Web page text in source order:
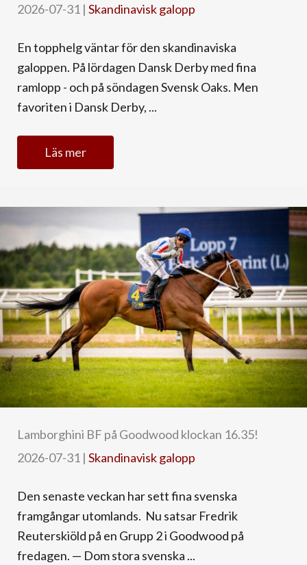
2026-07-31 | Skandinavisk galopp
En topphelg väntar för den skandinaviska
galoppen. På lördagen Dansk Derby med fina
ramlopp - och på söndagen Svensk Oaks. Men
favoriten i Dansk Derby, ...
Läs mer
Lamborghini BF på Goodwood klockan 16.35!
2026-07-31 | Skandinavisk galopp
Den senaste veckan har sett fina svenska
framgångar utomlands. Nu satsar Fredrik
Reuterskiöld på en Grupp 2 i Goodwood på
fredagen. — Dom stora svenska ...